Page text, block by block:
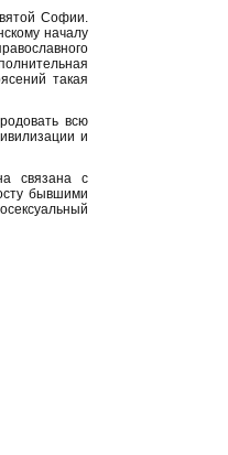
Софии.
началу
такая
всю
и
связана с
бывшими